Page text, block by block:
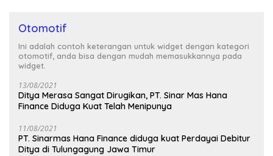
Otomotif
Ini adalah contoh keterangan untuk widget dengan kategori
otomotif, anda bisa dengan mudah memasukkannya pada
widget.
13/08/2021
Ditya Merasa Sangat Dirugikan, PT. Sinar Mas Hana
Finance Diduga Kuat Telah Menipunya
11/08/2021
PT. Sinarmas Hana Finance diduga kuat Perdayai Debitur
Ditya di Tulungagung Jawa Timur